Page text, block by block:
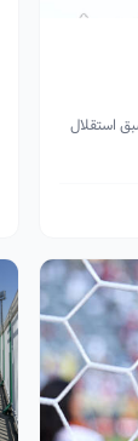
استقلال